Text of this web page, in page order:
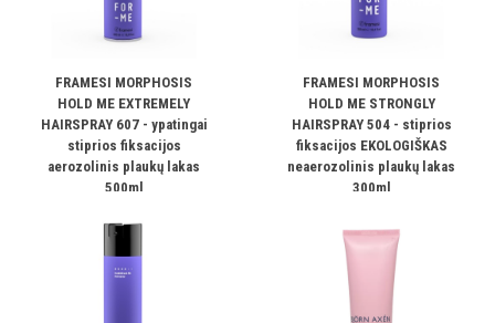
FRAMESI MORPHOSIS
HOLD ME EXTREMELY
HAIRSPRAY 607 - ypatingai
stiprios fiksacijos
aerozolinis plaukų lakas
500ml
FRAMESI MORPHOSIS
HOLD ME STRONGLY
HAIRSPRAY 504 - stiprios
fiksacijos EKOLOGIŠKAS
neaerozolinis plaukų lakas
300ml